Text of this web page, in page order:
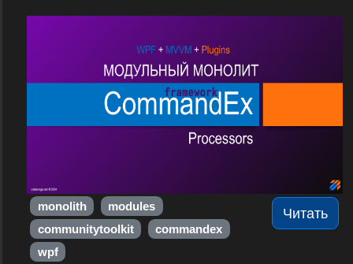
Читать
monolith
modules
communitytoolkit
commandex
wpf